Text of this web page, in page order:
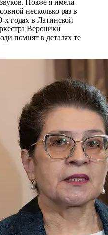
Позже я имела
несколько раз в
х годах в Латинской
Вероники
помнят в деталях те